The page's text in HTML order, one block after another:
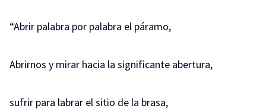
“Abrir palabra por palabra el páramo,
Abrirnos y mirar hacia la significante abertura,
sufrir para labrar el sitio de la brasa,